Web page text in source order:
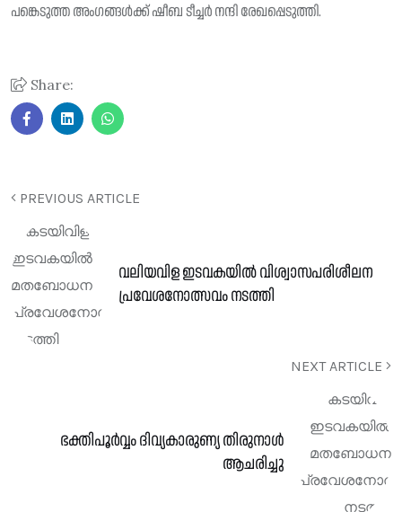
പങ്കെടുത്ത അംഗങ്ങൾക്ക് ഷീബ ടീച്ചർ നന്ദി രേഖപ്പെടുത്തി.
Share:
PREVIOUS ARTICLE
വലിയവിള ഇടവകയിൽ വിശ്വാസപരിശീലന
പ്രവേശനോത്സവം നടത്തി
NEXT ARTICLE
ഭക്തിപൂർവ്വം ദിവ്യകാരുണ്യ തിരുനാൾ
ആചരിച്ചു